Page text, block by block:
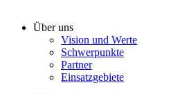
Über uns
Vision und Werte
Schwerpunkte
Partner
Einsatzgebiete